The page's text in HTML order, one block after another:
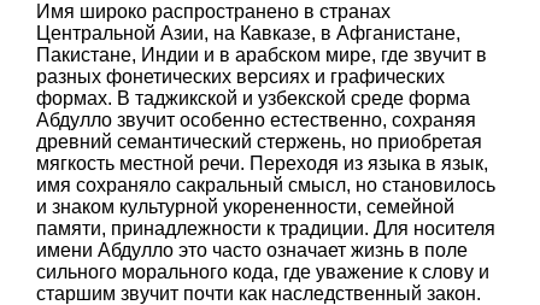
Имя широко распространено в странах
Центральной Азии, на Кавказе, в Афганистане,
Пакистане, Индии и в арабском мире, где звучит в
разных фонетических версиях и графических
формах. В таджикской и узбекской среде форма
Абдулло звучит особенно естественно, сохраняя
древний семантический стержень, но приобретая
мягкость местной речи. Переходя из языка в язык,
имя сохраняло сакральный смысл, но становилось
и знаком культурной укорененности, семейной
памяти, принадлежности к традиции. Для носителя
имени Абдулло это часто означает жизнь в поле
сильного морального кода, где уважение к слову и
старшим звучит почти как наследственный закон.